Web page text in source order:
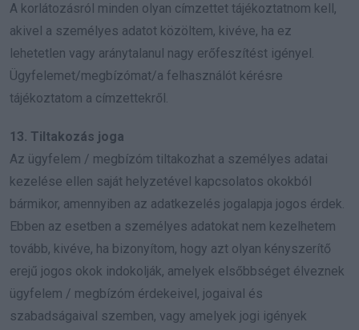
A korlátozásról minden olyan címzettet tájékoztatnom kell,
akivel a személyes adatot közöltem, kivéve, ha ez
lehetetlen vagy aránytalanul nagy erőfeszítést igényel.
Ügyfelemet/megbízómat/a felhasználót kérésre
tájékoztatom a címzettekről.
13. Tiltakozás joga
Az ügyfelem / megbízóm tiltakozhat a személyes adatai
kezelése ellen saját helyzetével kapcsolatos okokból
bármikor, amennyiben az adatkezelés jogalapja jogos érdek.
Ebben az esetben a személyes adatokat nem kezelhetem
tovább, kivéve, ha bizonyítom, hogy azt olyan kényszerítő
erejű jogos okok indokolják, amelyek elsőbbséget élveznek
ügyfelem / megbízóm érdekeivel, jogaival és
szabadságaival szemben, vagy amelyek jogi igények